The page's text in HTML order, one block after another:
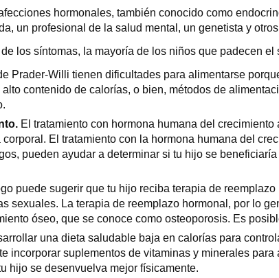
hormonales, también conocido como
un profesional de la salud mental, un genetista y
los síntomas, la mayoría de los niños que padecen
Prader-Willi tienen dificultades para alimentarse
contenido de calorías, o bien, métodos de
El tratamiento con hormona humana del
El tratamiento con la hormona humana del
pueden ayudar a determinar si tu hijo se
puede sugerir que tu hijo reciba terapia de
sexuales. La terapia de reemplazo hormonal, por lo
óseo, que se conoce como osteoporosis. Es
una dieta saludable baja en calorías para
incorporar suplementos de vitaminas y minerales
hijo se desenvuelva mejor físicamente.